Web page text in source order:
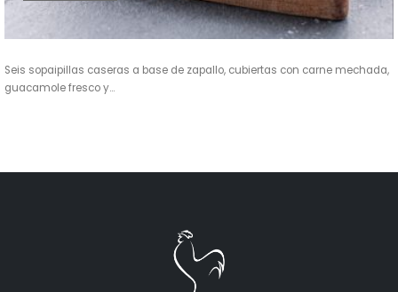
Seis sopaipillas caseras a base de zapallo, cubiertas con carne mechada,
guacamole fresco y…